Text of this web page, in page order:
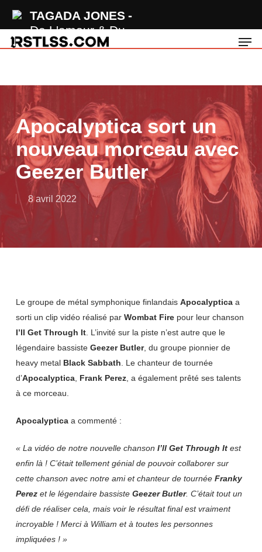
TAGADA JONES
De L'amour & Du
Sang
main
Apocalyptica sort un
nouveau morceau avec
Geezer Butler
8 avril 2022
Le groupe de métal symphonique finlandais Apocalypticaa
sorti un clip vidéo réalisé par Wombat Firepour leur chanson
I’ll Get Through It. L’invité sur la piste n’est autre que le
légendaire bassiste Geezer Butler, du groupe pionnier de
heavy metal Black Sabbath . Le chanteur de tournée
d’Apocalyptica, Frank Perez, a également prêté ses talents
à ce morceau.
Apocalypticaa commenté :
« La vidéo de notre nouvelle chanson I’ll Get Through Itest
enfin là ! C’était tellement génial de pouvoir collaborer sur
cette chanson avec notre ami et chanteur de tournée Franky
Perezet le légendaire bassiste Geezer Butler. C’était tout un
défi de réaliser cela, mais voir le résultat final est vraiment
incroyable ! Merci à William et à toutes les personnes
impliquées ! »